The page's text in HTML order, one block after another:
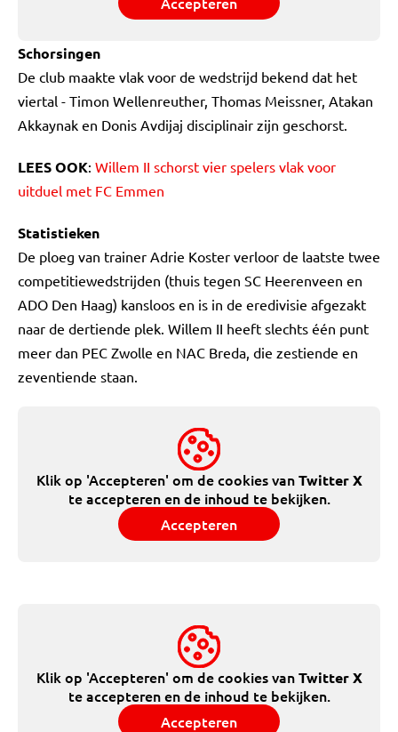
Schorsingen
De club maakte vlak voor de wedstrijd bekend dat het
viertal - Timon Wellenreuther, Thomas Meissner, Atakan
Akkaynak en Donis Avdijaj disciplinair zijn geschorst.
LEES OOK: Willem II schorst vier spelers vlak voor
uitduel met FC Emmen
Statistieken
De ploeg van trainer Adrie Koster verloor de laatste twee
competitiewedstrijden (thuis tegen SC Heerenveen en
ADO Den Haag) kansloos en is in de eredivisie afgezakt
naar de dertiende plek. Willem II heeft slechts één punt
meer dan PEC Zwolle en NAC Breda, die zestiende en
zeventiende staan.
Klik op 'Accepteren' om de cookies vanTwitter X
te accepteren en de inhoud te bekijken.
Accepteren
Klik op 'Accepteren' om de cookies vanTwitter X
te accepteren en de inhoud te bekijken.
Accepteren